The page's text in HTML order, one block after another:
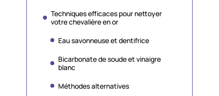
Techniques efficaces pour nettoyer
votre chevalière en or
Eau savonneuse et dentifrice
Bicarbonate de soude et vinaigre
blanc
Méthodes alternatives